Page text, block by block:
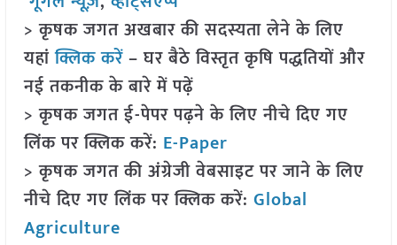
> कृषक जगत अखबार की सदस्यता लेने के लिए
यहांक्लिक करें– घर बैठे विस्तृत कृषि पद्धतियों और
नई तकनीक के बारे में पढ़ें
> कृषक जगत ई-पेपर पढ़ने के लिए नीचे दिए गए
लिंक पर क्लिक करें: E-Paper
> कृषक जगत की अंग्रेजी वेबसाइट पर जाने के लिए
नीचे दिए गए लिंक पर क्लिक करें: Global
Agriculture